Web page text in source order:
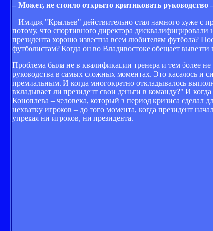
– Может, не стоило открыто критиковать руководство
– Имидж "Крыльев" действительно стал намного хуже с
потому, что спортивного директора дисквалифицировали
президента хорошо известна всем любителям футбола?
футболистам? Когда он во Владивостоке обещает вывезти
Проблема была не в квалификации тренера и тем более
руководства в самых сложных моментах. Это касалось и
премиальным. И когда многократно откладывалось
вкладывает ли президент свои деньги в команду?" И
Коноплева – человека, который в период кризиса
нехватку игроков – до того момента, когда президент
упрекая ни игроков, ни президента.